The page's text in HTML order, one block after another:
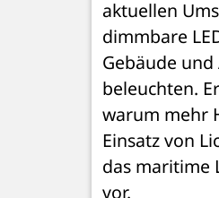
aktuellen
dimmbare
Gebäude
beleuchten.
warum mehr
Einsatz von
das maritime
vor.